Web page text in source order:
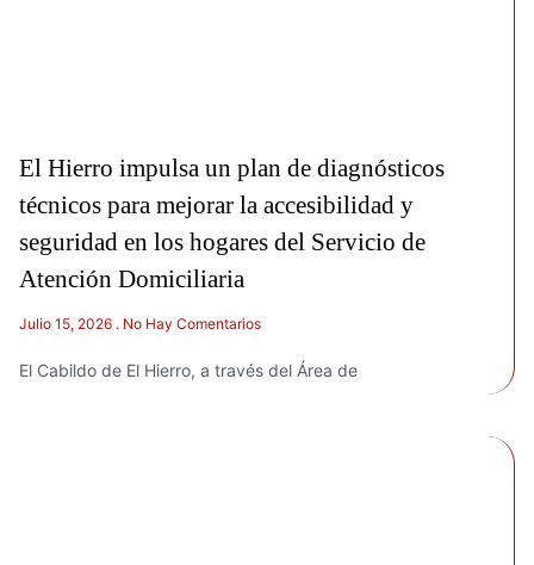
El Hierro impulsa un plan de diagnósticos
técnicos para mejorar la accesibilidad y
seguridad en los hogares del Servicio de
Atención Domiciliaria
Julio 15, 2026 No Hay Comentarios
El Cabildo de El Hierro, a través del Área de